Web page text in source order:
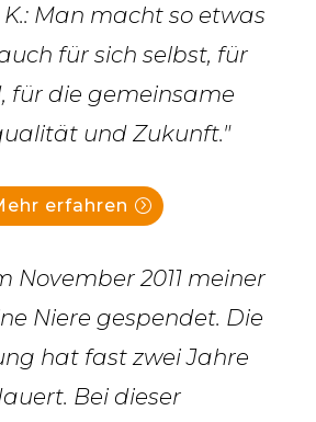
Man macht so etwas
für sich selbst, für
für die gemeinsame
und Zukunft."
erfahren
November 2011 meiner
Niere gespendet. Die
hat fast zwei Jahre
Bei dieser